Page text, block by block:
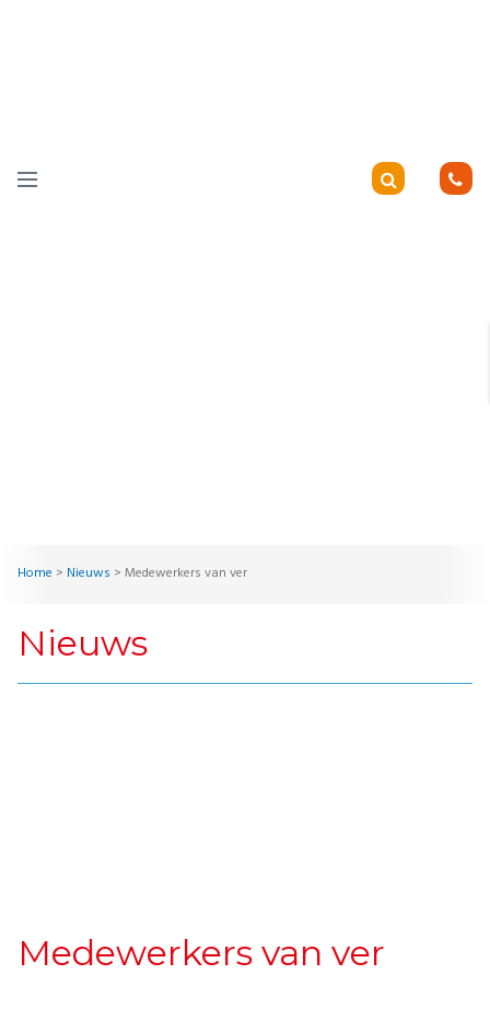
Home > Nieuws >Medewerkers van ver
Nieuws
Medewerkers van ver